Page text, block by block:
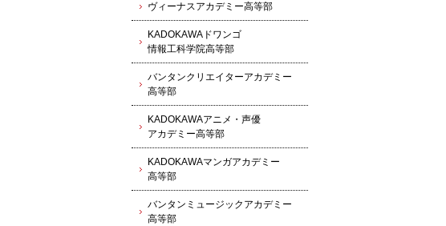
ヴィーナスアカデミー高等部
KADOKAWAドワンゴ
情報工科学院高等部
バンタンクリエイターアカデミー
高等部
KADOKAWAアニメ・声優
アカデミー高等部
KADOKAWAマンガアカデミー
高等部
バンタンミュージックアカデミー
高等部